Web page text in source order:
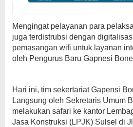
Mengingat pelayanan para
juga terdistrubsi dengan
pemasangan wifi untuk layanan
oleh Pengurus Baru Gapnesi
Hari ini, tim sekertariat Gapensi
Langsung oleh Sekretaris Umum
melakukan safari ke kantor
Jasa Konstruksi (LPJK) Sulsel di